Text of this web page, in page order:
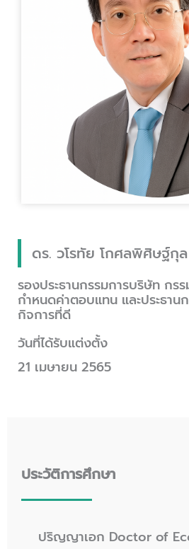
ดร. วโรทัย โกศลพิศิษฐ์กุล
รองประธานกรรมการบริษัท กรร
กำหนดค่าตอบแทน และประธาน
กิจการที่ดี
วันที่ได้รับแต่งตั้ง
21 เมษายน 2565
ประวัติการศึกษา
ปริญญาเอก Doctor of